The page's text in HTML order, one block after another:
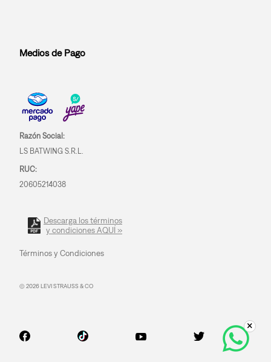
Medios de Pago
Razón Social:
LS BATWING S.R.L.
RUC:
20605214038
Descarga los términos
y condiciones AQUÍ »
Términos y Condiciones
© 2026 LEVI STRAUSS & CO